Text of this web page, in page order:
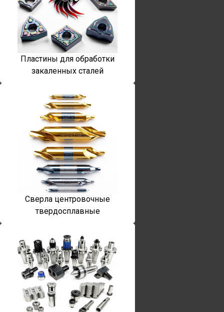
Пластины для обработки
закаленных сталей
Сверла центровочные
твердосплавные